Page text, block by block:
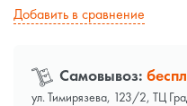
Добавить в сравнение
Самовывоз:
ул. Тимирязева, 123/2, ТЦ